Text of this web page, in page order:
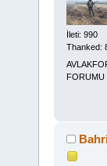
İleti: 990
Thanked:
FORUMU